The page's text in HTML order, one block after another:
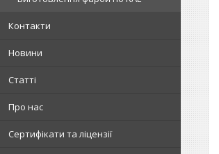
Контакти
Новини
Статті
Про нас
Сертифікати та ліцензії